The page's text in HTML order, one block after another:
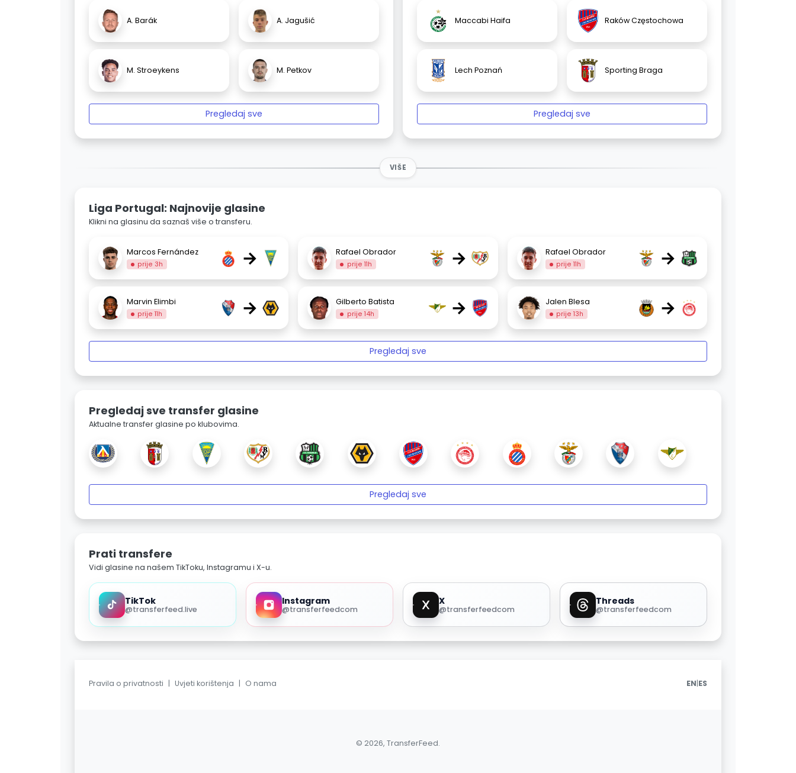
A. Barák A. Jagušić
M. Stroeykens M. Petkov
Pregledaj sve
Maccabi Haifa Raków Częstochowa
Lech Poznań Sporting Braga
Pregledaj sve
VIŠE
Liga Portugal: Najnovije glasine
Klikni na glasinu da saznaš više o transferu.
Marcos Fernández
prije 3h → Rafael Obrador
prije 11h → Rafael Obrador
prije 11h →
Marvin Elimbi
prije 11h → Gilberto Batista
prije 14h → Jalen Blesa
prije 13h →
Pregledaj sve
Pregledaj sve transfer glasine
Aktualne transfer glasine po klubovima.
Pregledaj sve
Prati transfere
Vidi glasine na našem TikToku, Instagramu i X-u.
TikTok
@transferfeed.live
Instagram
@transferfeedcom
X
@transferfeedcom
Threads
@transferfeedcom
Pravila o privatnosti | Uvjeti korištenja | O nama EN|ES
© 2026, TransferFeed.